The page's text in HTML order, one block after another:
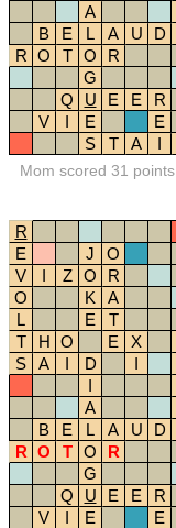
A
B
E L A U D
R O T O
R
G
Q
U E E
R
V
I E
E
S
T A I
Mom scored 31 points
R
E
J O
V
I Z O R
O
K A
L
E T
T
H O E X
S
A I D I
I
A
B
E L A U D
R O T O
R
G
Q
U E E
R
V
I E
E